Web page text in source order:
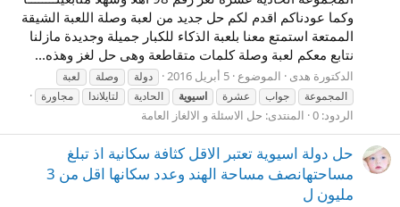
وكما عودناكم اقدم لكم حل جديد من لعبة وصلة اللعبة الشيقة
الممتعة استمتع معنا بلعبة الذكاء للكبار جميلة وجديدة مازلنا
نتابع معكم لعبة وصلة كلمات متقاطعة وهى حل لغز وهذه...
الدكتورة هدى الموضوع 5 أبريل 2016 دولة وصلة
لعبة
المجموعة
جواب عشرة اسيوية الحادية لتايلاندا مجاورة
الردود: 0 المنتدى: حل الاسئلة و الالغاز العامة
حل دولة اسيوية تعتبر الاقل كثافة سكانية اذ تبلغ
مساحتهانصف مساحة الهند وعدد سكانها اقل من 3
مليون ل